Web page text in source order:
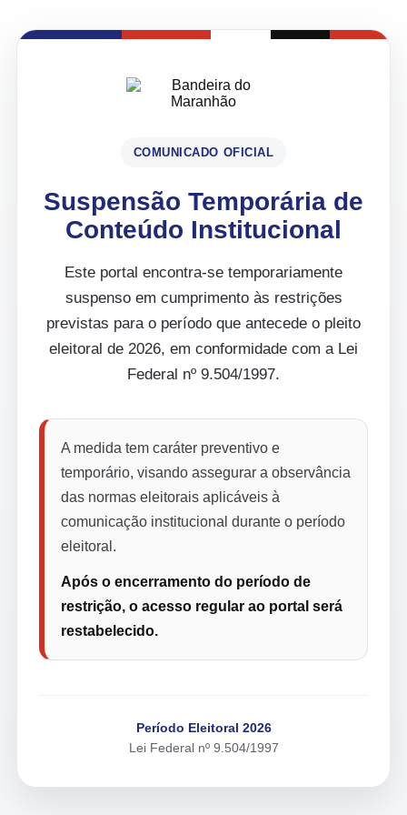
COMUNICADO OFICIAL
Suspensão Temporária de
Conteúdo Institucional
Este portal encontra-se temporariamente
suspenso em cumprimento às restrições
previstas para o período que antecede o pleito
eleitoral de 2026, em conformidade com a Lei
Federal nº 9.504/1997.
A medida tem caráter preventivo e
temporário, visando assegurar a observância
das normas eleitorais aplicáveis à
comunicação institucional durante o período
eleitoral.
Após o encerramento do período de
restrição, o acesso regular ao portal será
restabelecido.
Período Eleitoral 2026
Lei Federal nº 9.504/1997